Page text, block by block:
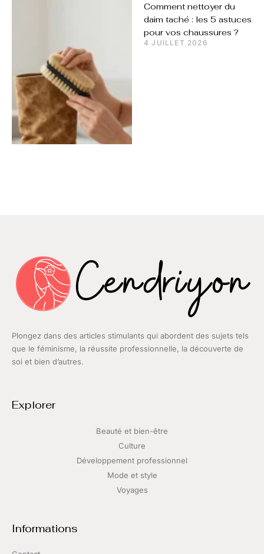
Comment nettoyer du
daim taché : les 5 astuces
pour vos chaussures ?
4 JUILLET 2026
Plongez dans des articles stimulants qui abordent des sujets tels
que le féminisme, la réussite professionnelle, la découverte de
soi et bien d’autres.
Explorer
Beauté et bien-être
Culture
Développement professionnel
Mode et style
Voyages
Informations